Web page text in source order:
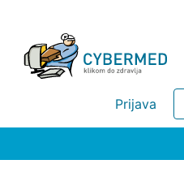
Prijava